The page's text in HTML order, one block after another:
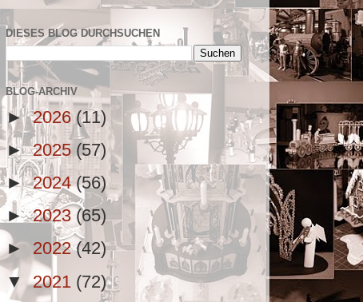
DIESES BLOG DURCHSUCHEN
BLOG-ARCHIV
►2026(11)
►2025 (57)
►2024(56)
►2023 (65)
► 2022(42)
▼2021 (72)